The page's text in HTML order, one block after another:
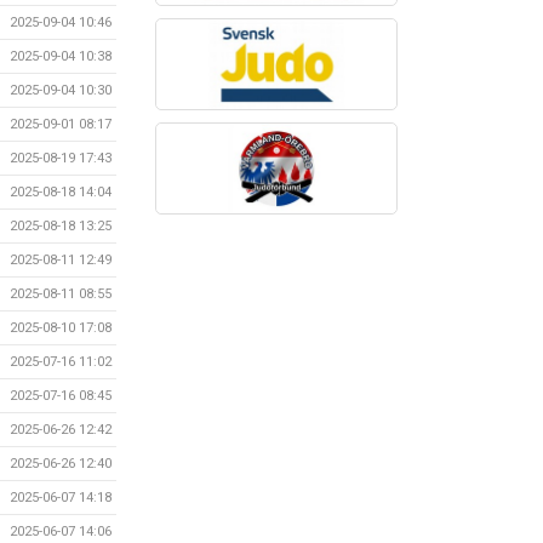
2025-09-04 10:46
2025-09-04 10:38
2025-09-04 10:30
2025-09-01 08:17
2025-08-19 17:43
2025-08-18 14:04
2025-08-18 13:25
2025-08-11 12:49
2025-08-11 08:55
2025-08-10 17:08
2025-07-16 11:02
2025-07-16 08:45
2025-06-26 12:42
2025-06-26 12:40
2025-06-07 14:18
2025-06-07 14:06